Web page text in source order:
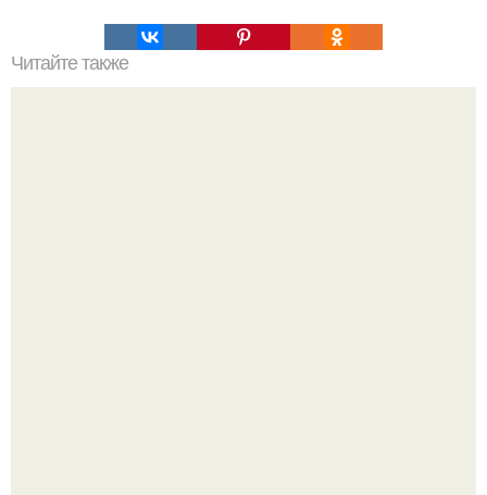
Читайте также